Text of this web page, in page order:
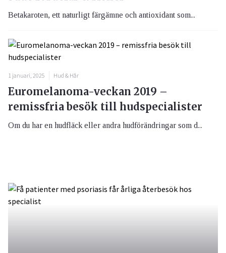
Betakaroten, ett naturligt färgämne och antioxidant som...
1 januari, 2025 Hud & Hår
Euromelanoma-veckan 2019 –
remissfria besök till hudspecialister
Om du har en hudfläck eller andra hudförändringar som d...